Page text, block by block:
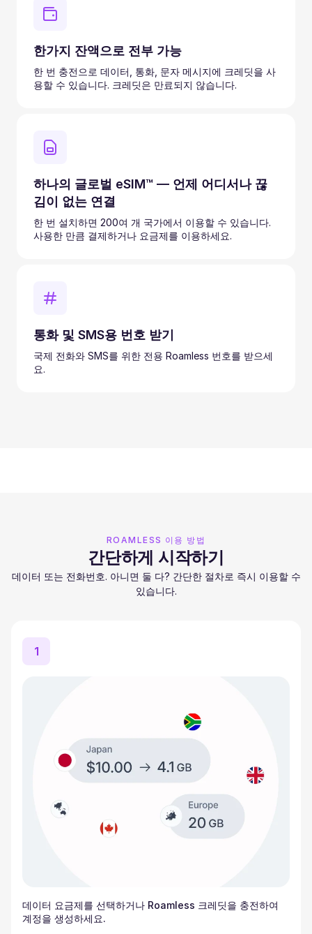
한가지 잔액으로 전부 가능
한 번 충전으로 데이터, 통화, 문자 메시지에 크레딧을 사
용할 수 있습니다. 크레딧은 만료되지 않습니다.
하나의 글로벌 eSIM™ — 언제 어디서나 끊
김이 없는 연결
한 번 설치하면 200여 개 국가에서 이용할 수 있습니다.
사용한 만큼 결제하거나 요금제를 이용하세요.
통화 및 SMS용 번호 받기
국제 전화와 SMS를 위한 전용 Roamless 번호를 받으세
요.
ROAMLESS 이용 방법
간단하게 시작하기
데이터 또는 전화번호. 아니면 둘 다? 간단한 절차로 즉시 이용할 수
있습니다.
1
데이터 요금제를 선택하거나 Roamless 크레딧을 충전하여
계정을 생성하세요.